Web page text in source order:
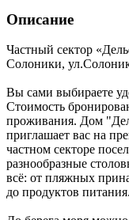
Описание
Частный сектор
Солоники,
Вы сами выбираете
Стоимость
проживания. Дом
приглашает вас на
частном секторе
разнообразные
всё: от пляжных
до продуктов питания.